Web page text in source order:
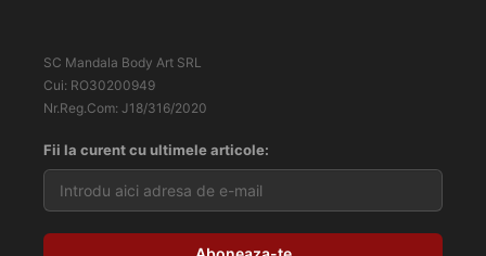
SC Mandala Body Art SRL
Cui: RO30200949
Nr.Reg.Com: J18/316/2020
Fii la curent cu ultimele articole: